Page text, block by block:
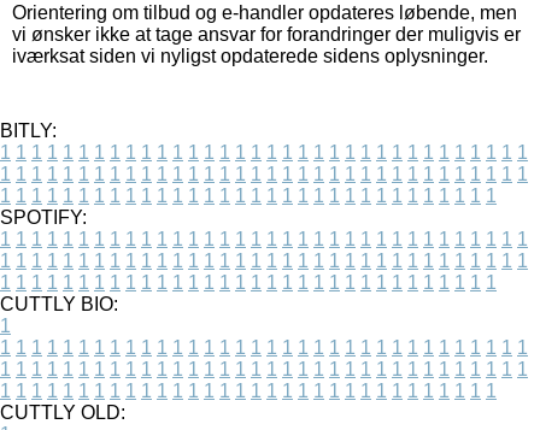
Orientering om tilbud og e-handler opdateres løbende, men
vi ønsker ikke at tage ansvar for forandringer der muligvis er
iværksat siden vi nyligst opdaterede sidens oplysninger.
BITLY:
1 1 1 1 1 1 1 1 1 1 1 1 1 1 1 1 1 1 1 1 1 1 1 1 1 1 1 1 1 1 1 1 1 1
1 1 1 1 1 1 1 1 1 1 1 1 1 1 1 1 1 1 1 1 1 1 1 1 1 1 1 1 1 1 1 1 1 1
1 1 1 1 1 1 1 1 1 1 1 1 1 1 1 1 1 1 1 1 1 1 1 1 1 1 1 1 1 1 1 1
SPOTIFY:
1 1 1 1 1 1 1 1 1 1 1 1 1 1 1 1 1 1 1 1 1 1 1 1 1 1 1 1 1 1 1 1 1 1
1 1 1 1 1 1 1 1 1 1 1 1 1 1 1 1 1 1 1 1 1 1 1 1 1 1 1 1 1 1 1 1 1 1
1 1 1 1 1 1 1 1 1 1 1 1 1 1 1 1 1 1 1 1 1 1 1 1 1 1 1 1 1 1 1 1
CUTTLY BIO:
1
1 1 1 1 1 1 1 1 1 1 1 1 1 1 1 1 1 1 1 1 1 1 1 1 1 1 1 1 1 1 1 1 1 1
1 1 1 1 1 1 1 1 1 1 1 1 1 1 1 1 1 1 1 1 1 1 1 1 1 1 1 1 1 1 1 1 1 1
1 1 1 1 1 1 1 1 1 1 1 1 1 1 1 1 1 1 1 1 1 1 1 1 1 1 1 1 1 1 1 1
CUTTLY OLD: